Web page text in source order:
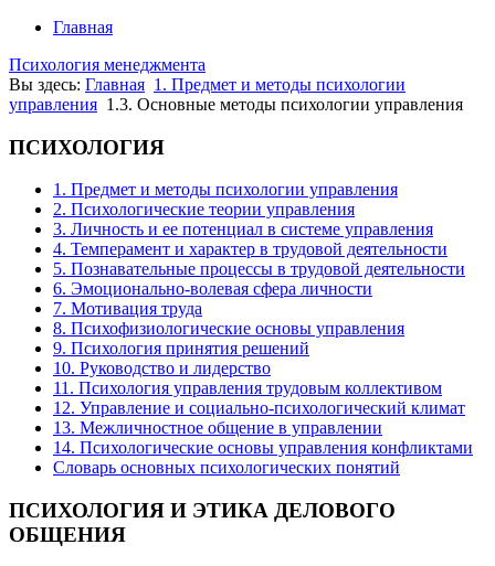
Главная
Психология менеджмента
Вы здесь: Главная 1. Предмет и методы психологии
управления 1.3. Основные методы психологии управления
ПСИХОЛОГИЯ
1. Предмет и методы психологии управления
2. Психологические теории управления
3. Личность и ее потенциал в системе управления
4. Темперамент и характер в трудовой деятельности
5. Познавательные процессы в трудовой деятельности
6. Эмоционально-волевая сфера личности
7. Мотивация труда
8. Психофизиологические основы управления
9. Психология принятия решений
10. Руководство и лидерство
11. Психология управления трудовым коллективом
12. Управление и социально-психологический климат
13. Межличностное общение в управлении
14. Психологические основы управления конфликтами
Словарь основных психологических понятий
ПСИХОЛОГИЯ И ЭТИКА ДЕЛОВОГО
ОБЩЕНИЯ